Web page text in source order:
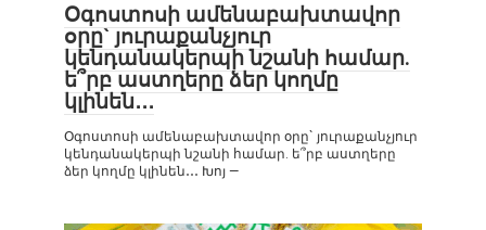
Օգոստոսի ամենաբախտավոր
օրը` յուրաքանչյուր
կենդանակերպի նշանի համար.
ե՞րբ աստղերը ձեր կողմը
կլինեն․․․
Օգոստոսի ամենաբախտավոր օրը` յուրաքանչյուր
կենդանակերպի նշանի համար. ե՞րբ աստղերը
ձեր կողմը կլինեն․․․ Խոյ —